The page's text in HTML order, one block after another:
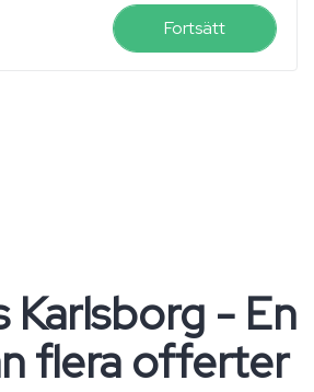
Fortsätt
Karlsborg - En
flera offerter